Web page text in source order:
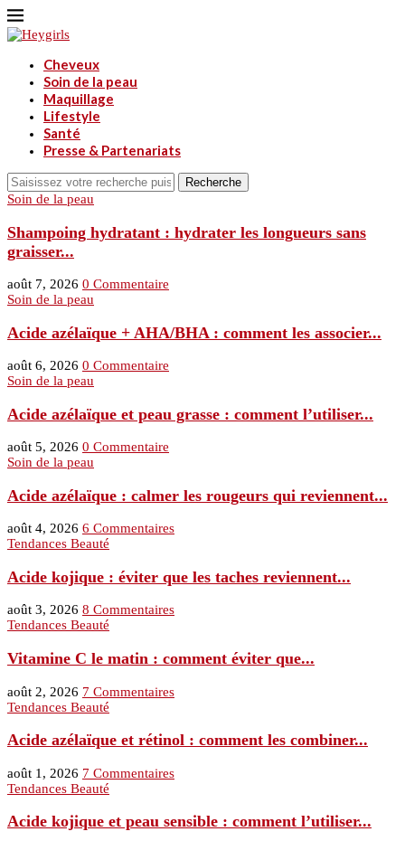
Cheveux
Soin de la peau
Maquillage
Lifestyle
Santé
Presse & Partenariats
Recherche
Soin de la peau
Shampoing hydratant : hydrater les longueurs sans
graisser...
août 7, 2026 0 Commentaire
Soin de la peau
Acide azélaïque + AHA/BHA : comment les associer...
août 6, 2026 0 Commentaire
Soin de la peau
Acide azélaïque et peau grasse : comment l’utiliser...
août 5, 2026 0 Commentaire
Soin de la peau
Acide azélaïque : calmer les rougeurs qui reviennent...
août 4, 2026 6 Commentaires
Tendances Beauté
Acide kojique : éviter que les taches reviennent...
août 3, 2026 8 Commentaires
Tendances Beauté
Vitamine C le matin : comment éviter que...
août 2, 2026 7 Commentaires
Tendances Beauté
Acide azélaïque et rétinol : comment les combiner...
août 1, 2026 7 Commentaires
Tendances Beauté
Acide kojique et peau sensible : comment l’utiliser...